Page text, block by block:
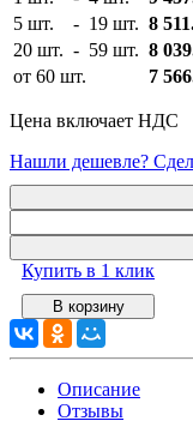
5 шт.
- 19 шт. 8
20 шт. - 59 шт. 8
от 60 шт.
7
Цена включает НДС
Нашли дешевле?
Купить в 1 клик
Описание
Отзывы